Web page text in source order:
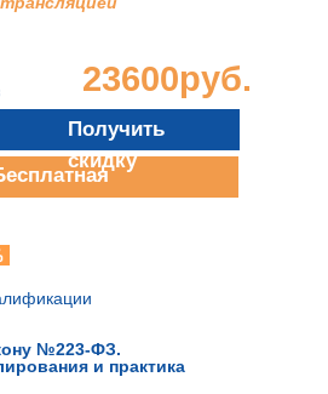
23600руб.
Получить
скидку
№223-ФЗ.
и практика